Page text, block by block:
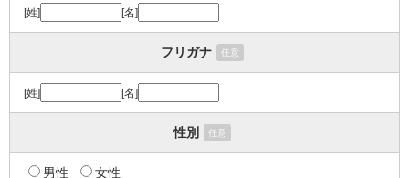
[姓] [名]
フリガナ 任意
[姓] [名]
性別 任意
男性 女性